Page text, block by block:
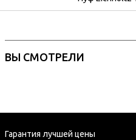
ВЫ СМОТРЕЛИ
Гарантия лучшей цены